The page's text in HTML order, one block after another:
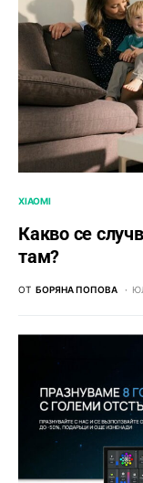
XIAOMI
Какво се
там?
ОТ БОРЯНА ПОПОВА